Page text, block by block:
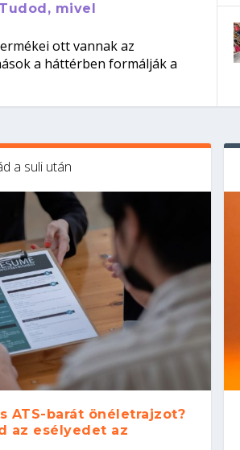
mivel
ott vannak az
a háttérben formálják a
a suli után
ATS-barát önéletrajzot?
az esélyedet az